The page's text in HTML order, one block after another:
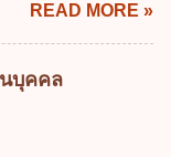
สิทธิภาคในการใช้
มคุ้มค่าและเป็นไป
าวได้ถูกต้องที่สุด
จิทัล" ก. เป็นธร
รปฏิบัติสำหรับผู้ที่
ายุในเกณฑ์การ
อกตามความใน
คบังคับ พ.ศ.
ษทางอาญา โดย
ด็ก" หมายถึง เด็ก
READ MORE »
บุคคล